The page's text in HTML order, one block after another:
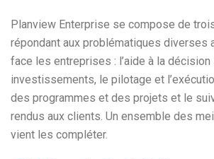
Planview Enterprise se compose de
répondant aux problématiques diverses
face les entreprises : l’aide à la
investissements, le pilotage et
des programmes et des projets et le
rendus aux clients. Un ensemble des
vient les compléter.